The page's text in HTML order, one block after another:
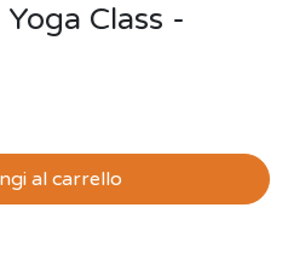
Class -
al carrello